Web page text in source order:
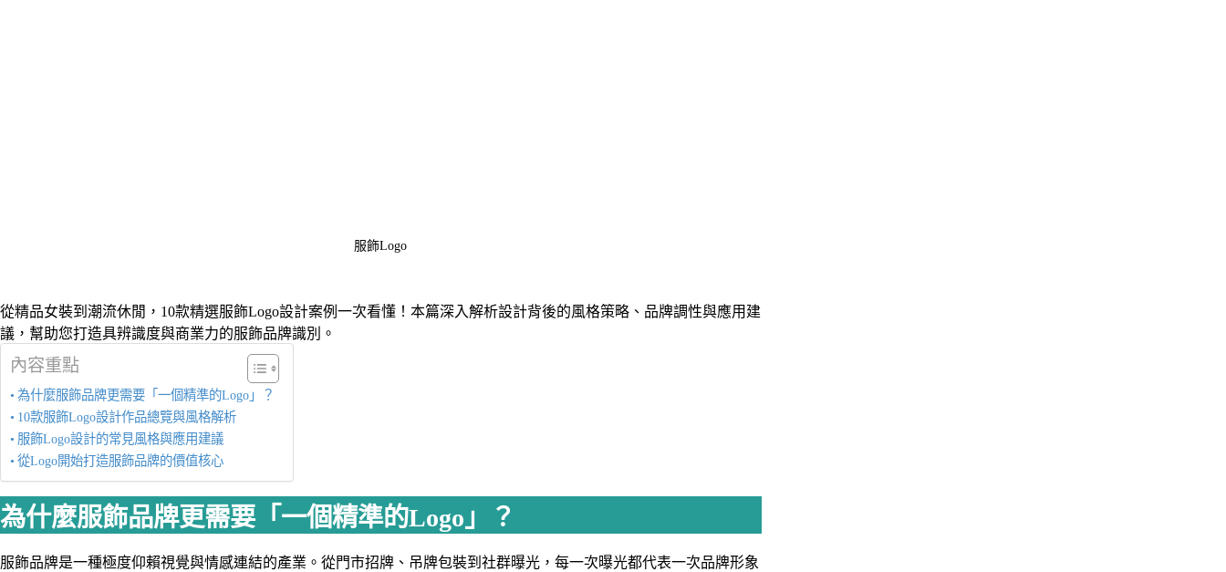
服飾Logo
從精品女裝到潮流休閒，10款精選服飾Logo設計案例一次看懂！本篇深入解析設計背後的風格策略、品牌調性與應用建
議，幫助您打造具辨識度與商業力的服飾品牌識別。
內容重點
為什麼服飾品牌更需要「一個精準的Logo」？
10款服飾Logo設計作品總覽與風格解析
服飾Logo設計的常見風格與應用建議
從Logo開始打造服飾品牌的價值核心
為什麼服飾品牌更需要「一個精準的Logo」？
服飾品牌是一種極度仰賴視覺與情感連結的產業。從門市招牌、吊牌包裝到社群曝光，每一次曝光都代表一次品牌形象